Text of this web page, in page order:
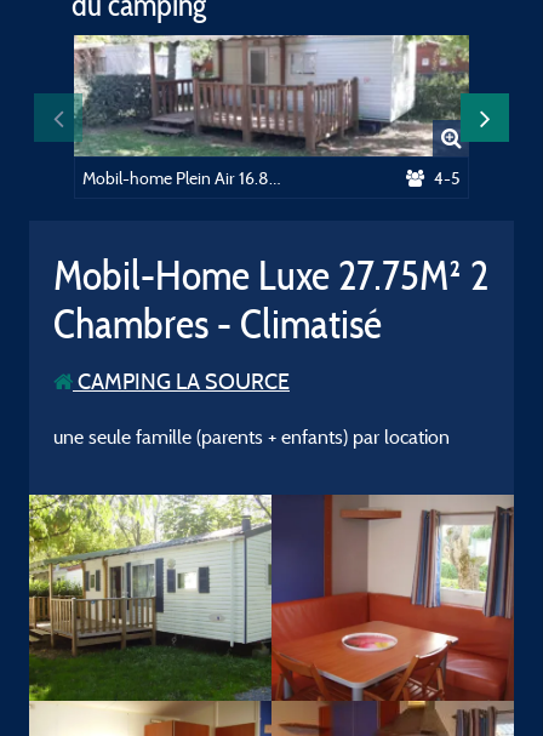
4-5
Mobil-Home Luxe 27.75M² 2
Chambres - Climatisé
CAMPING LA SOURCE
une seule famille (parents + enfants) par location